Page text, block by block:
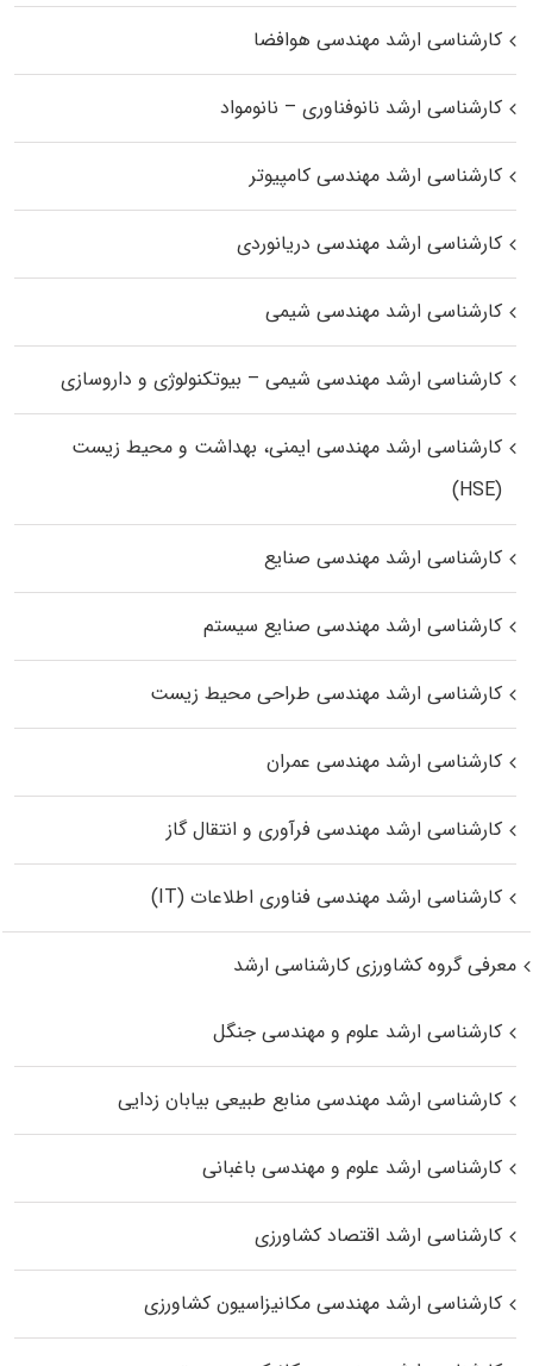
کارشناسی ارشد مهندسی هوافضا
کارشناسی ارشد نانوفناوری – نانومواد
کارشناسی ارشد مهندسی کامپیوتر
کارشناسی ارشد مهندسی دریانوردی
کارشناسی ارشد مهندسی شیمی
کارشناسی ارشد مهندسی شیمی – بیوتکنولوژی و داروسازی
کارشناسی ارشد مهندسی ایمنی، بهداشت و محیط زیست
(HSE)
کارشناسی ارشد مهندسی صنایع
کارشناسی ارشد مهندسی صنایع سیستم
کارشناسی ارشد مهندسی طراحی محیط زیست
کارشناسی ارشد مهندسی عمران
کارشناسی ارشد مهندسی فرآوری و انتقال گاز
کارشناسی ارشد مهندسی فناوری اطلاعات (IT)
معرفی گروه کشاورزی کارشناسی ارشد
کارشناسی ارشد علوم و مهندسی جنگل
کارشناسی ارشد مهندسی منابع طبیعی بیابان زدایی
کارشناسی ارشد علوم و مهندسی باغبانی
کارشناسی ارشد اقتصاد کشاورزی
کارشناسی ارشد مهندسی مکانیزاسیون کشاورزی